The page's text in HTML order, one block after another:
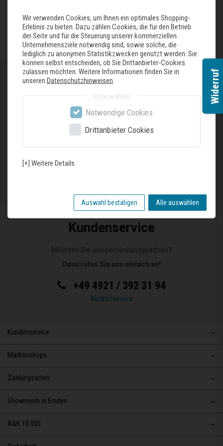
FAQ besuchen
Öffnungszeiten
Öffnungszeiten
Tag
Uhrzeiten
Mo - Fr
Kundenservice
Möchten Sie uns persönlich sprechen?
Dann rufen Sie uns einfach an!
+49 4921 / 392 31 94
Rückrufservice
Kundenservice
Markenshops
Zahlungsarten
Showroom in Emden
A&K 10.000
Wir verwenden Cookies, um Ihnen ein optimales Shopping-
Erlebnis zu bieten. Dazu zählen Cookies, die für den Betrieb
der Seite und für die Steuerung unserer kommerziellen
Unternehmensziele notwendig sind, sowie solche, die
lediglich zu anonymen Statistikzwecken genutzt werden. Sie
können selbst entscheiden, ob Sie Drittanbieter-Cookies
zulassen möchten. Weitere Informationen finden Sie in
unseren Datenschutzhinweisen
Bitte wählen
Notwendige Cookies
Drittanbieter Cookies
[+] Weitere Details
Auswahl bestätigen Alle auswählen
Widerruf